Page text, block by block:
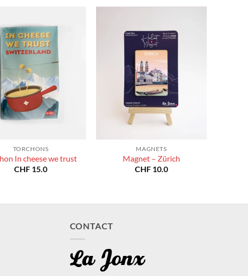
TORCHONS
In cheese we trust
CHF 15.0
MAGNETS
Magnet – Zürich
CHF 10.0
CONTACT